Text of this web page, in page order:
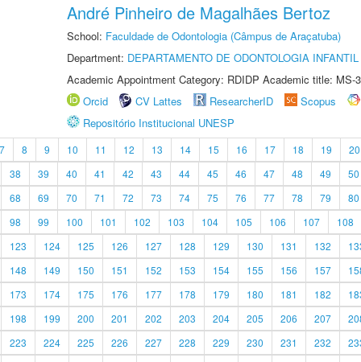
André Pinheiro de Magalhães Bertoz
School: Faculdade de Odontologia (Câmpus de Araçatuba)
Department: DEPARTAMENTO DE ODONTOLOGIA
Academic Appointment Category: RDIDP Academic title: MS-
Orcid
CV Lattes ResearcherID
Scopus
Repositório Institucional UNESP
7 8 9 10 11 12 13 14 15 16 17 18 19
20
38
39 40 41 42 43 44 45 46 47 48 49
50
68
69 70 71 72 73 74 75 76 77 78 79
80
98
99 100 101 102 103 104 105 106 107
108
123
124 125 126 127 128 129 130 131 132
148
149 150 151 152 153 154 155 156 157
173
174 175 176 177 178 179 180 181 182
198
199 200 201 202 203 204 205 206 207
223
224 225 226 227 228 229 230 231 232